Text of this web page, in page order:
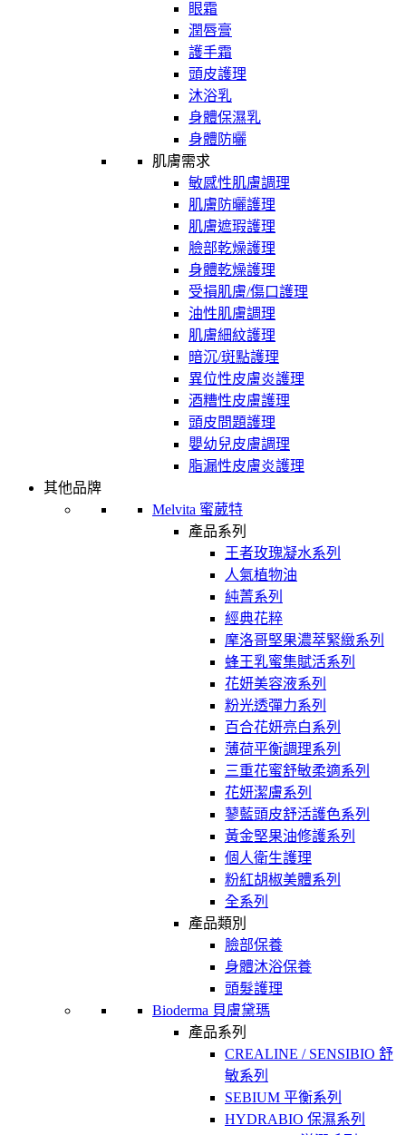
眼霜
潤唇膏
護手霜
頭皮護理
沐浴乳
身體保濕乳
身體防曬
肌膚需求
敏感性肌膚調理
肌膚防曬護理
肌膚遮瑕護理
臉部乾燥護理
身體乾燥護理
受損肌膚/傷口護理
油性肌膚調理
肌膚細紋護理
暗沉/斑點護理
異位性皮膚炎護理
酒糟性皮膚護理
頭皮問題護理
嬰幼兒皮膚調理
脂漏性皮膚炎護理
其他品牌
Melvita 蜜葳特
產品系列
王者玫瑰凝水系列
人氣植物油
純菁系列
經典花粹
摩洛哥堅果濃萃緊緻系列
蜂王乳蜜集賦活系列
花妍美容液系列
粉光透彈力系列
百合花妍亮白系列
薄荷平衡調理系列
三重花蜜舒敏柔適系列
花妍潔膚系列
蓼藍頭皮舒活護色系列
黃金堅果油修護系列
個人衛生護理
粉紅胡椒美體系列
全系列
產品類別
臉部保養
身體沐浴保養
頭髮護理
Bioderma 貝膚黛瑪
產品系列
CREALINE / SENSIBIO 舒
敏系列
SEBIUM 平衡系列
HYDRABIO 保濕系列